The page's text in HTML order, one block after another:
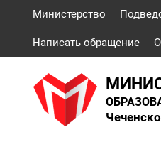
Министерство
Написать обращение